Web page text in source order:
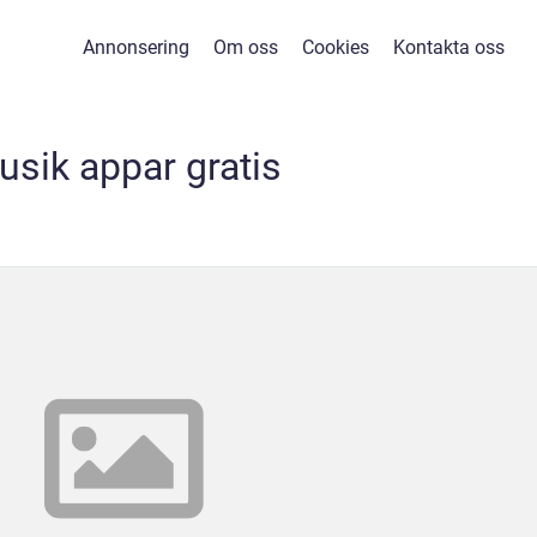
Annonsering Om oss Cookies Kontakta oss
appar gratis